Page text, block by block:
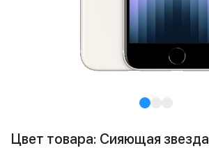
Цвет товара: Сияющая звезда